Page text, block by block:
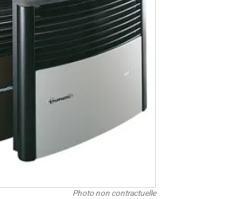
Photo non contractuelle